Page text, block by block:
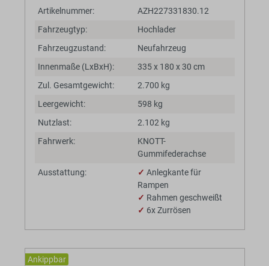
Artikelnummer:
AZH227331830.12
Fahrzeugtyp:
Hochlader
Fahrzeugzustand:
Neufahrzeug
Innenmaße (LxBxH):
335 x 180 x 30 cm
Zul. Gesamtgewicht:
2.700 kg
Leergewicht:
598 kg
Nutzlast:
2.102 kg
Fahrwerk:
KNOTT-
Gummifederachse
Ausstattung:
✓ Anlegkante für
Rampen
✓ Rahmen geschweißt
✓ 6x Zurrösen
Ankippbar